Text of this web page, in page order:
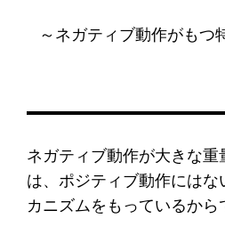
～ネガティブ動作がもつ
ネガティブ動作が大きな
は、ポジティブ動作にはな
カニズムをもっているから